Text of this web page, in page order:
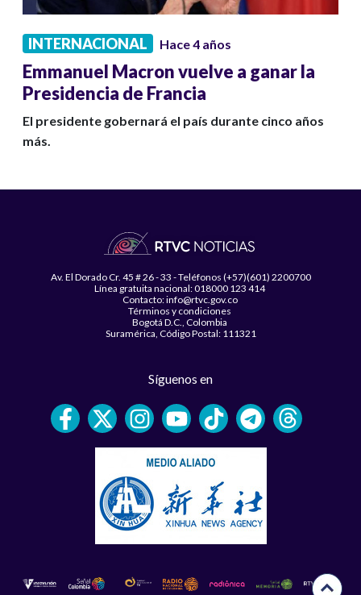
INTERNACIONAL Hace 4 años
Emmanuel Macron vuelve a ganar la
Presidencia de Francia
El presidente gobernará el país durante cinco años
más.
Av. El Dorado Cr. 45 # 26 - 33 - Teléfonos (+57)(601) 2200700
Línea gratuita nacional: 018000 123 414
Contacto: info@rtvc.gov.co
Términos y condiciones
Bogotá D.C., Colombia
Suramérica, Código Postal: 111321
Síguenos en